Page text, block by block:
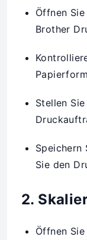
Öffnen
Brother
Stellen
Speichern
Sie den
2.
Öffnen